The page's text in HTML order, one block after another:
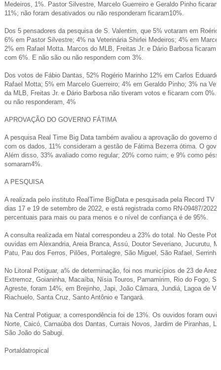
Medeiros, 1%. Pastor Silvestre, Marcelo Guerreiro e Geraldo Pinho
11%; não foram desativados ou não responderam ficaram10%.
Dos 5 pensadores da pesquisa de S. Valentim, que 5% votaram em
6% em Pastor Silvestre; 4% na Veterinária Shirlei Medeiros; 4% em
2% em Rafael Motta. Marcos do MLB, Freitas Jr. e Dário Barbosa ficaram
com 6%. E não são ou não respondem com 3%.
Dos votos de Fábio Dantas, 52% Rogério Marinho 12% em Carlos
Rafael Motta; 5% em Marcelo Guerreiro; 4% em Geraldo Pinho; 3% na
da MLB, Freitas Jr. e Dário Barbosa não tiveram votos e ficaram com 0%.
ou não responderam, 4%
APROVAÇÃO DO GOVERNO FÁTIMA
A pesquisa Real Time Big Data também avaliou a aprovação do governo
com os dados, 11% consideram a gestão de Fátima Bezerra ótima. O
Além disso, 33% avaliado como regular; 20% como ruim; e 9% como
somaram4%.
A PESQUISA
A realizada pelo instituto RealTime BigData e pesquisada pela Record TV
dias 17 e 19 de setembro de 2022, e está registrada como RN-09487/
percentuais para mais ou para menos e o nível de confiança é de 95%.
A consulta realizada em Natal correspondeu a 23% do total. No Oeste
ouvidas em Alexandria, Areia Branca, Assú, Doutor Severiano, Jucurutu,
Patu, Pau dos Ferros, Pilões, Portalegre, São Miguel, São Rafael,
No Litoral Potiguar, a% de determinação, foi nos municípios de 23 de
Extremoz, Goianinha, Macaíba, Nísia Touros, Parnamirim, Rio do Fogo,
Agreste, foram 14%, em Brejinho, Japi, João Câmara, Jundiá, Lagoa de
Riachuelo, Santa Cruz, Santo Antônio e Tangará.
Na Central Potiguar, a correspondência foi de 13%. Os ouvidos foram
Norte, Caicó, Carnaúba dos Dantas, Currais Novos, Jardim de Piranhas,
São João do Sabugi.
Portaldatropical